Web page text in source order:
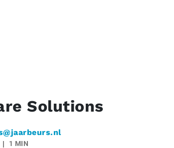
Solutions
1 MIN